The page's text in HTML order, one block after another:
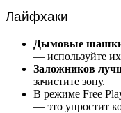
Лайфхаки
Дымовые
— используйте
Заложников
зачистите зону.
В режиме Free
— это упростит